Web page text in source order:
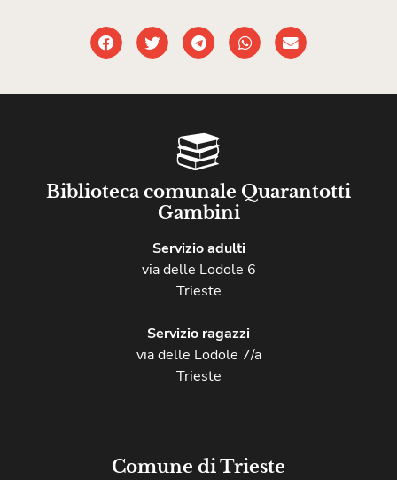
Biblioteca comunale Quarantotti
Gambini
Servizio adulti
via delle Lodole 6
Trieste
Servizio ragazzi
via delle Lodole 7/a
Trieste
Comune di Trieste